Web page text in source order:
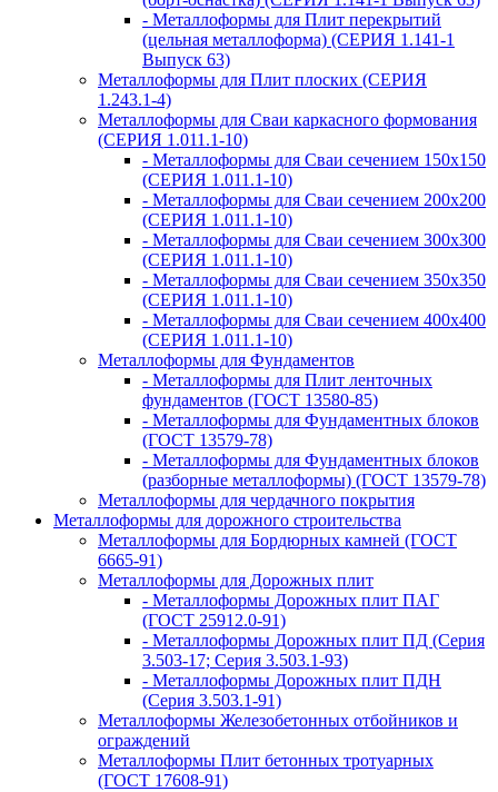
- Металлоформы для Плит перекрытий
(цельная металлоформа) (СЕРИЯ 1.141-1
Выпуск 63)
Металлоформы для Плит плоских (СЕРИЯ
1.243.1-4)
Металлоформы для Сваи каркасного формования
(СЕРИЯ 1.011.1-10)
- Металлоформы для Сваи сечением 150х150
(СЕРИЯ 1.011.1-10)
- Металлоформы для Сваи сечением 200х200
(СЕРИЯ 1.011.1-10)
- Металлоформы для Сваи сечением 300х300
(СЕРИЯ 1.011.1-10)
- Металлоформы для Сваи сечением 350х350
(СЕРИЯ 1.011.1-10)
- Металлоформы для Сваи сечением 400х400
(СЕРИЯ 1.011.1-10)
Металлоформы для Фундаментов
- Металлоформы для Плит ленточных
фундаментов (ГОСТ 13580-85)
- Металлоформы для Фундаментных блоков
(ГОСТ 13579-78)
- Металлоформы для Фундаментных блоков
(разборные металлоформы) (ГОСТ 13579-78)
Металлоформы для чердачного покрытия
Металлоформы для дорожного строительства
Металлоформы для Бордюрных камней (ГОСТ
6665-91)
Металлоформы для Дорожных плит
- Металлоформы Дорожных плит ПАГ
(ГОСТ 25912.0-91)
- Металлоформы Дорожных плит ПД (Серия
3.503-17; Серия 3.503.1-93)
- Металлоформы Дорожных плит ПДН
(Серия 3.503.1-91)
Металлоформы Железобетонных отбойников и
ограждений
Металлоформы Плит бетонных тротуарных
(ГОСТ 17608-91)